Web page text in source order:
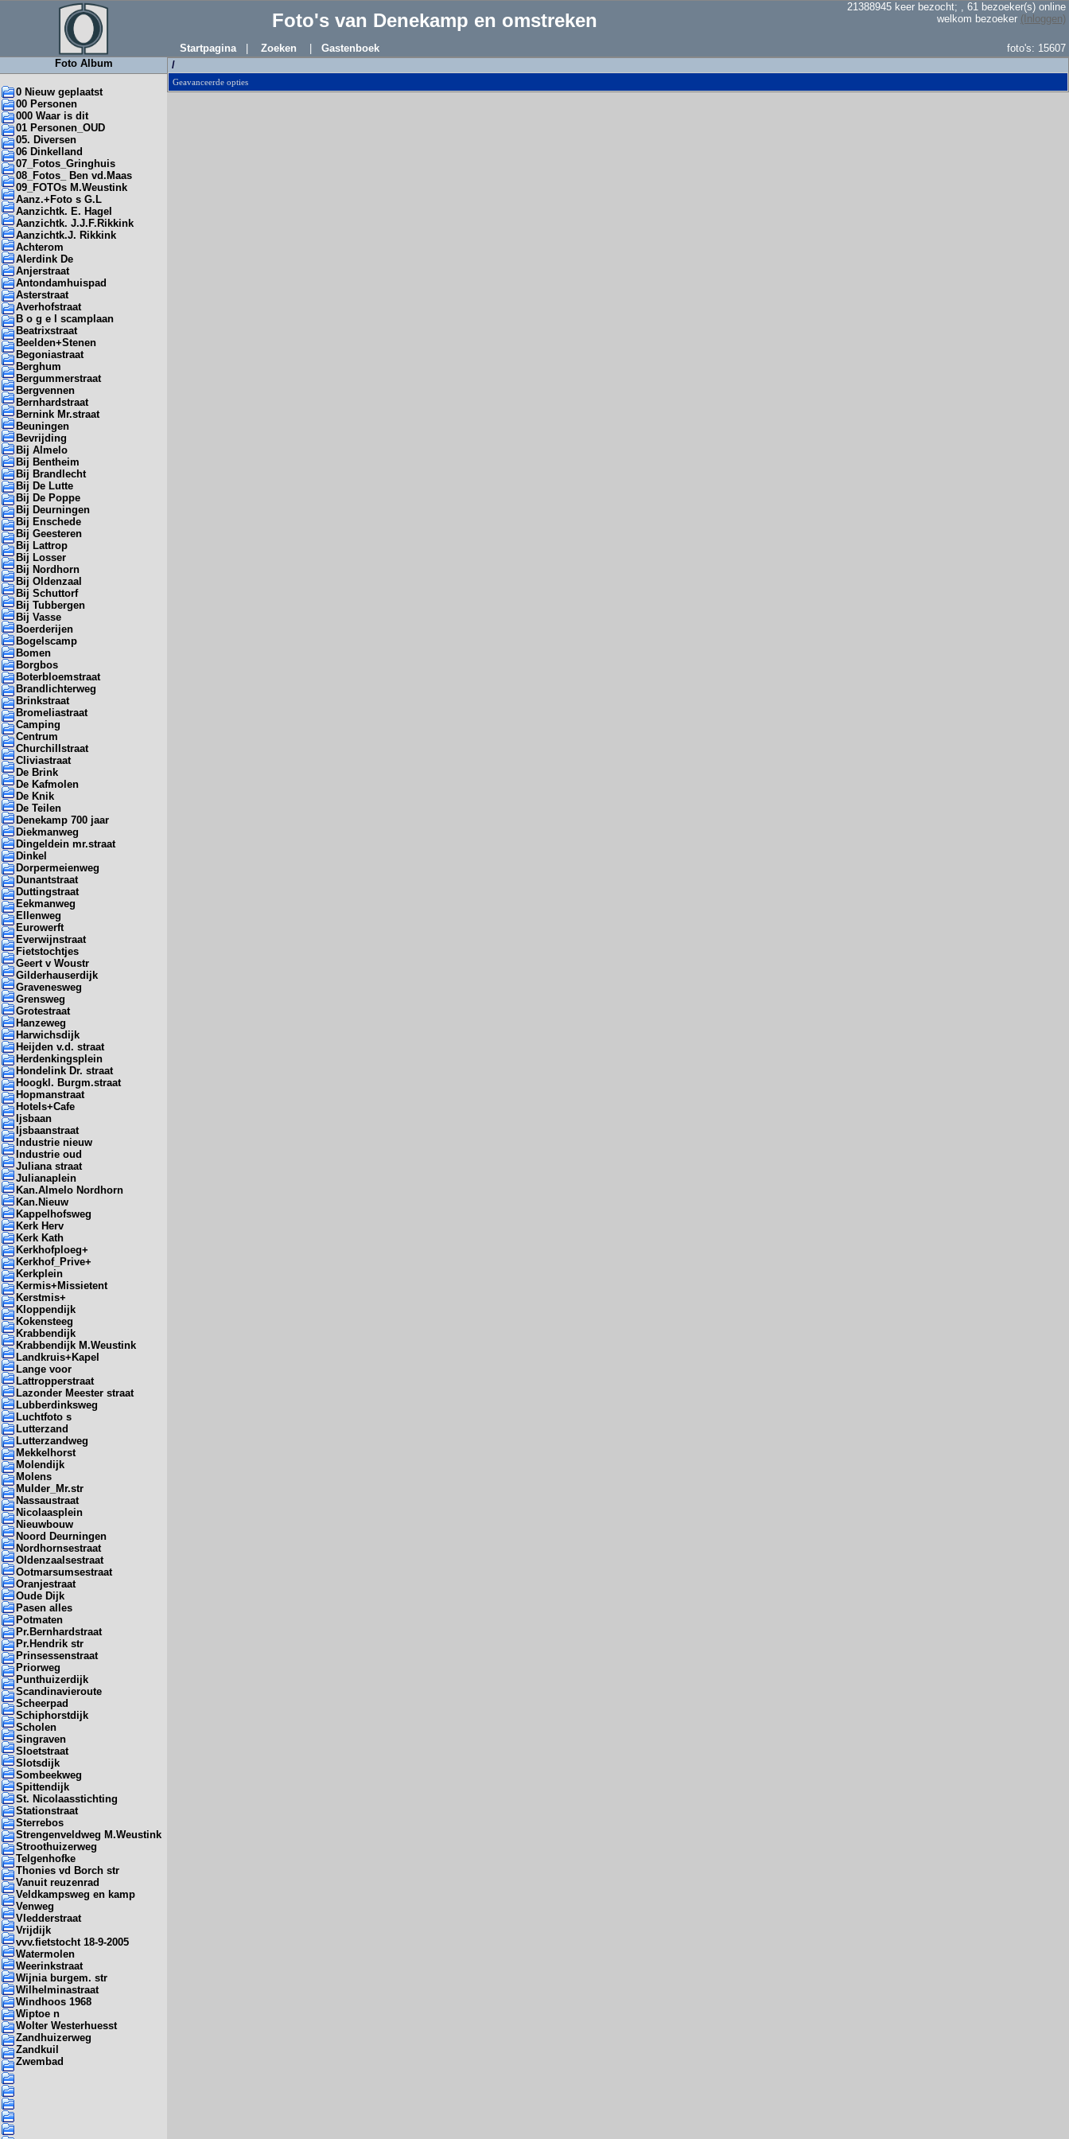
Foto's van Denekamp en omstreken
21388945 keer bezocht; , 61 bezoeker(s) online
welkom bezoeker (Inloggen)
Startpagina| Zoeken Gastenboek
foto's: 15607
Foto Album
0 Nieuw geplaatst
00 Personen
000 Waar is dit
01 Personen_OUD
05. Diversen
06 Dinkelland
07_Fotos_Gringhuis
08_Fotos_ Ben vd.Maas
09_FOTOs M.Weustink
Aanz.+Foto s G.L
Aanzichtk. E. Hagel
Aanzichtk. J.J.F.Rikkink
Aanzichtk.J. Rikkink
Achterom
Alerdink De
Anjerstraat
Antondamhuispad
Asterstraat
Averhofstraat
B o g e l scamplaan
Beatrixstraat
Beelden+Stenen
Begoniastraat
Berghum
Bergummerstraat
Bergvennen
Bernhardstraat
Bernink Mr.straat
Beuningen
Bevrijding
Bij Almelo
Bij Bentheim
Bij Brandlecht
Bij De Lutte
Bij De Poppe
Bij Deurningen
Bij Enschede
Bij Geesteren
Bij Lattrop
Bij Losser
Bij Nordhorn
Bij Oldenzaal
Bij Schuttorf
Bij Tubbergen
Bij Vasse
Boerderijen
Bogelscamp
Bomen
Borgbos
Boterbloemstraat
Brandlichterweg
Brinkstraat
Bromeliastraat
Camping
Centrum
Churchillstraat
Cliviastraat
De Brink
De Kafmolen
De Knik
De Teilen
Denekamp 700 jaar
Diekmanweg
Dingeldein mr.straat
Dinkel
Dorpermeienweg
Dunantstraat
Duttingstraat
Eekmanweg
Ellenweg
Eurowerft
Everwijnstraat
Fietstochtjes
Geert v Woustr
Gilderhauserdijk
Gravenesweg
Grensweg
Grotestraat
Hanzeweg
Harwichsdijk
Heijden v.d. straat
Herdenkingsplein
Hondelink Dr. straat
Hoogkl. Burgm.straat
Hopmanstraat
Hotels+Cafe
Ijsbaan
Ijsbaanstraat
Industrie nieuw
Industrie oud
Juliana straat
Julianaplein
Kan.Almelo Nordhorn
Kan.Nieuw
Kappelhofsweg
Kerk Herv
Kerk Kath
Kerkhofploeg+
Kerkhof_Prive+
Kerkplein
Kermis+Missietent
Kerstmis+
Kloppendijk
Kokensteeg
Krabbendijk
Krabbendijk M.Weustink
Landkruis+Kapel
Lange voor
Lattropperstraat
Lazonder Meester straat
Lubberdinksweg
Luchtfoto s
Lutterzand
Lutterzandweg
Mekkelhorst
Molendijk
Molens
Mulder_Mr.str
Nassaustraat
Nicolaasplein
Nieuwbouw
Noord Deurningen
Nordhornsestraat
Oldenzaalsestraat
Ootmarsumsestraat
Oranjestraat
Oude Dijk
Pasen alles
Potmaten
Pr.Bernhardstraat
Pr.Hendrik str
Prinsessenstraat
Priorweg
Punthuizerdijk
Scandinavieroute
Scheerpad
Schiphorstdijk
Scholen
Singraven
Sloetstraat
Slotsdijk
Sombeekweg
Spittendijk
St. Nicolaasstichting
Stationstraat
Sterrebos
Strengenveldweg M.Weustink
Stroothuizerweg
Telgenhofke
Thonies vd Borch str
Vanuit reuzenrad
Veldkampsweg en kamp
Venweg
Vledderstraat
Vrijdijk
vvv.fietstocht 18-9-2005
Watermolen
Weerinkstraat
Wijnia burgem. str
Wilhelminastraat
Windhoos 1968
Wiptoe n
Wolter Westerhuesst
Zandhuizerweg
Zandkuil
Zwembad
/
Geavanceerde opties